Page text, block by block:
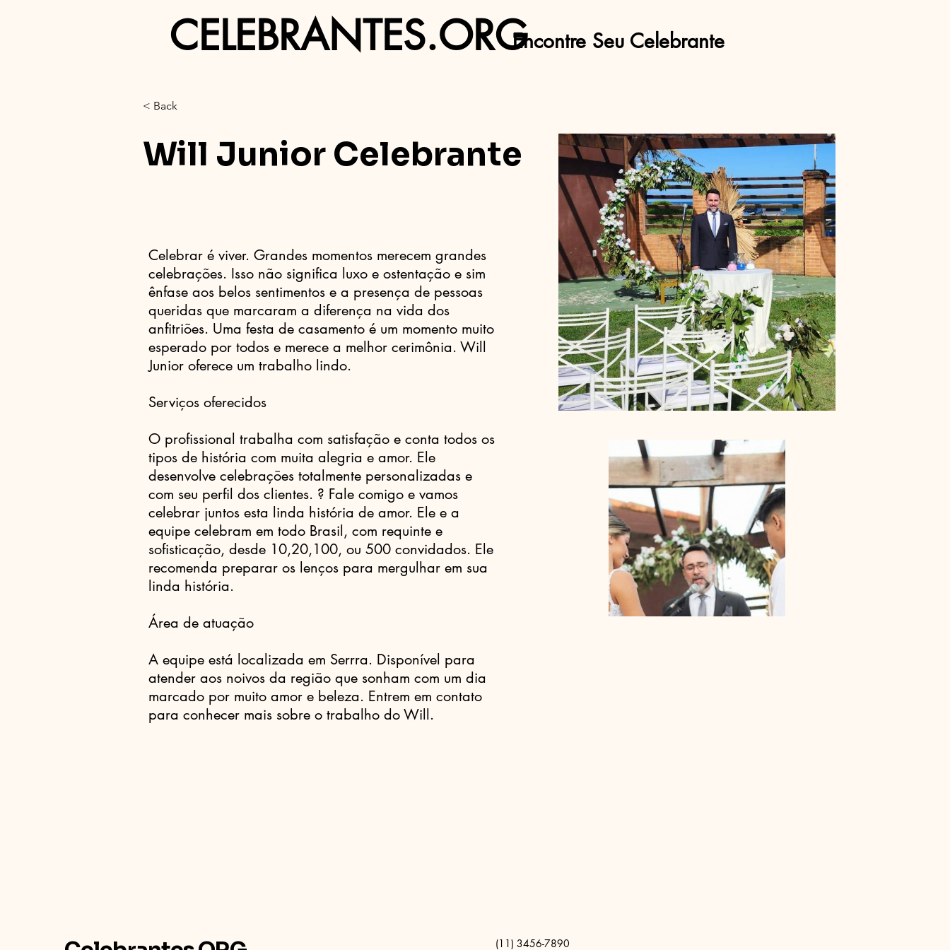
CELEBRANTES.ORGEncontre Seu Celebrante
< Back
Will Junior Celebrante
Celebrar é viver. Grandes momentos merecem grandes
celebrações. Isso não significa luxo e ostentação e sim
ênfase aos belos sentimentos e a presença de pessoas
queridas que marcaram a diferença na vida dos
anfitriões. Uma festa de casamento é um momento muito
esperado por todos e merece a melhor cerimônia. Will
Junior oferece um trabalho lindo.
Serviços oferecidos
O profissional trabalha com satisfação e conta todos os
tipos de história com muita alegria e amor. Ele
desenvolve celebrações totalmente personalizadas e
com seu perfil dos clientes. ? Fale comigo e vamos
celebrar juntos esta linda história de amor. Ele e a
equipe celebram em todo Brasil, com requinte e
sofisticação, desde 10,20,100, ou 500 convidados. Ele
recomenda preparar os lenços para mergulhar em sua
linda história.
Área de atuação
A equipe está localizada em Serrra. Disponível para
atender aos noivos da região que sonham com um dia
marcado por muito amor e beleza. Entrem em contato
para conhecer mais sobre o trabalho do Will.
(11) 3456-7890